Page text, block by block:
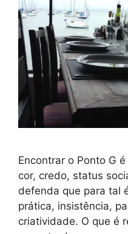
Encontrar o Ponto G
cor, credo, status
defenda que para tal
prática, insistência,
criatividade. O que é